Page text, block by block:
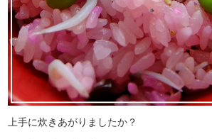
上手に炊きあがりましたか？